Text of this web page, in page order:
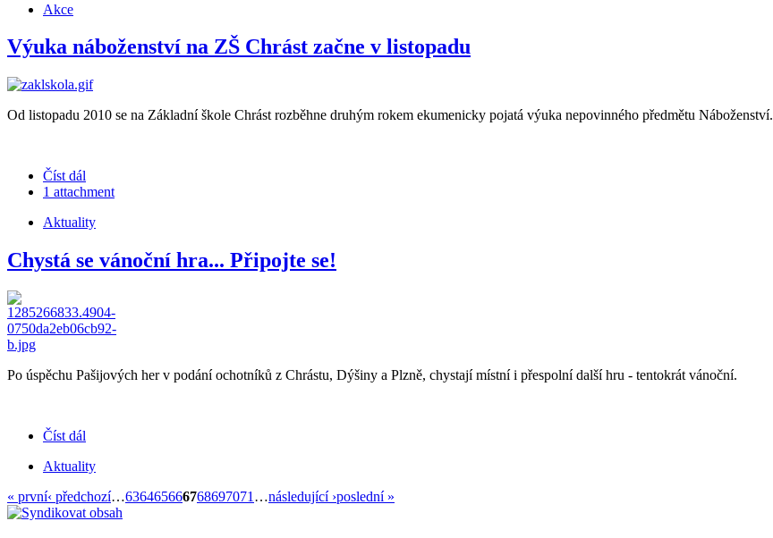
Akce
Výuka náboženství na ZŠ Chrást začne v listopadu
Od listopadu 2010 se na Základní škole Chrást rozběhne druhým rokem ekumenicky pojatá výuka nepovinného předmětu Náboženství.
Číst dál
1 attachment
Aktuality
Chystá se vánoční hra... Připojte se!
Po úspěchu Pašijových her v podání ochotníků z Chrástu, Dýšiny a Plzně, chystají místní i přespolní další hru - tentokrát vánoční.
Číst dál
Aktuality
« první‹ předchozí…636465666768697071 …následující ›poslední »